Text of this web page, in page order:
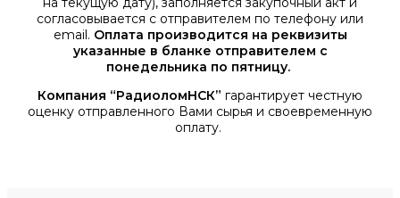
согласовывается с отправителем по телефону или
email. Оплата производится на реквизиты
указанные в бланке отправителем с
понедельника по пятницу.
Компания “РадиоломНСК” гарантирует честную
оценку отправленного Вами сырья и своевременную
оплату.